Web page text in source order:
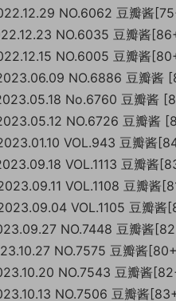
NO.6062 豆瓣酱
NO.6035 豆瓣酱
NO.6005 豆瓣酱
NO.6886 豆瓣酱
No.6760 豆瓣酱
NO.6726 豆瓣酱
VOL.943 豆瓣酱
VOL.1113 豆瓣酱
VOL.1108 豆瓣酱
VOL.1105 豆瓣酱
NO.7448 豆瓣酱
NO.7575 豆瓣酱
NO.7543 豆瓣酱
NO.7506 豆瓣酱